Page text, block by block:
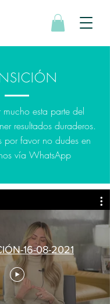
esta parte del
resultados duraderos.
por favor no dudes en
vía WhatsApp
16-08-2021